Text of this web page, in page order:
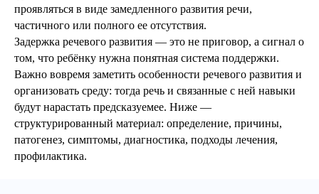
проявляться в виде замедленного развития речи,
частичного или полного ее отсутствия.
Задержка речевого развития — это не приговор, а сигнал о
том, что ребёнку нужна понятная система поддержки.
Важно вовремя заметить особенности речевого развития и
организовать среду: тогда речь и связанные с ней навыки
будут нарастать предсказуемее. Ниже —
структурированный материал: определение, причины,
патогенез, симптомы, диагностика, подходы лечения,
профилактика.